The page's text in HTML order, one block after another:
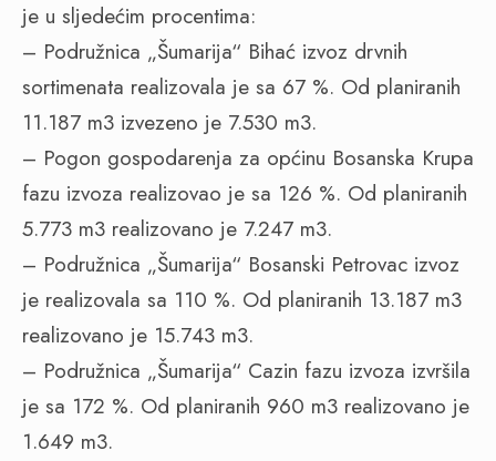
je u sljedećim procentima:
– Podružnica „Šumarija“ Bihać izvoz drvnih
sortimenata realizovala je sa 67 %. Od planiranih
11.187 m3 izvezeno je 7.530 m3.
– Pogon gospodarenja za općinu Bosanska Krupa
fazu izvoza realizovao je sa 126 %. Od planiranih
5.773 m3 realizovano je 7.247 m3.
– Podružnica „Šumarija“ Bosanski Petrovac izvoz
je realizovala sa 110 %. Od planiranih 13.187 m3
realizovano je 15.743 m3.
– Podružnica „Šumarija“ Cazin fazu izvoza izvršila
je sa 172 %. Od planiranih 960 m3 realizovano je
1.649 m3.